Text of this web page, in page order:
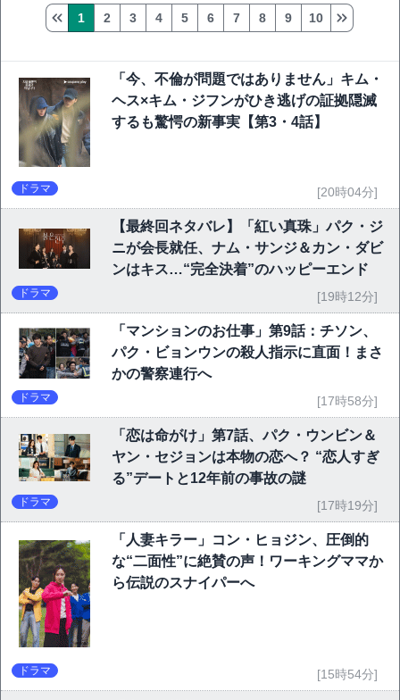
1 2 3 4 5 6 7 8 9 10
「今、不倫が問題ではありません」キム・
ヘス×キム・ジフンがひき逃げの証拠隠滅
するも驚愕の新事実【第3・4話】
ドラマ [20時04分]
【最終回ネタバレ】「紅い真珠」パク・ジ
ニが会長就任、ナム・サンジ＆カン・ダビ
ンはキス…“完全決着”のハッピーエンド
ドラマ [19時12分]
「マンションのお仕事」第9話：チソン、
パク・ビョンウンの殺人指示に直面！まさ
かの警察連行へ
ドラマ [17時58分]
「恋は命がけ」第7話、パク・ウンビン＆
ヤン・セジョンは本物の恋へ？ “恋人すぎ
る”デートと12年前の事故の謎
ドラマ [17時19分]
「人妻キラー」コン・ヒョジン、圧倒的
な“二面性”に絶賛の声！ワーキングママか
ら伝説のスナイパーへ
ドラマ [15時54分]